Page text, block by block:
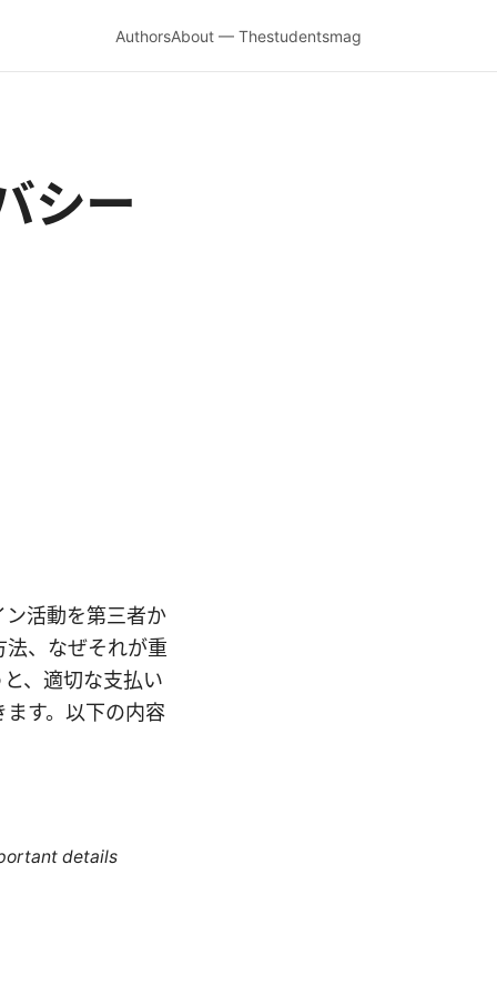
AuthorsAbout — Thestudentsmag
シー
活動を第三者か
法、なぜそれが重
、適切な支払い
す。以下の内容
details